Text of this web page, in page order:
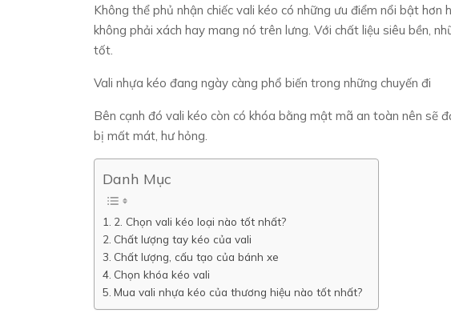
Không thể phủ nhận chiếc vali kéo có những ưu điểm nổi bật
không phải xách hay mang nó trên lưng. Với chất liệu siêu bền,
tốt.
Vali nhựa kéo đang ngày càng phổ biến trong những chuyến đi
Bên cạnh đó vali kéo còn có khóa bằng mật mã an toàn nên sẽ
bị mất mát, hư hỏng.
Danh Mục
2. Chọn vali kéo loại nào tốt nhất?
Chất lượng tay kéo của vali
Chất lượng, cấu tạo của bánh xe
Chọn khóa kéo vali
Mua vali nhựa kéo của thương hiệu nào tốt nhất?